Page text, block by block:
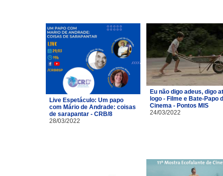
Live Espetáculo: Um papo
com Mário de Andrade: coisas
de sarapantar - CRB/8
28/03/2022
Eu não digo adeus, digo
logo - Filme e Bate-Papo
Cinema - Pontos MIS
24/03/2022